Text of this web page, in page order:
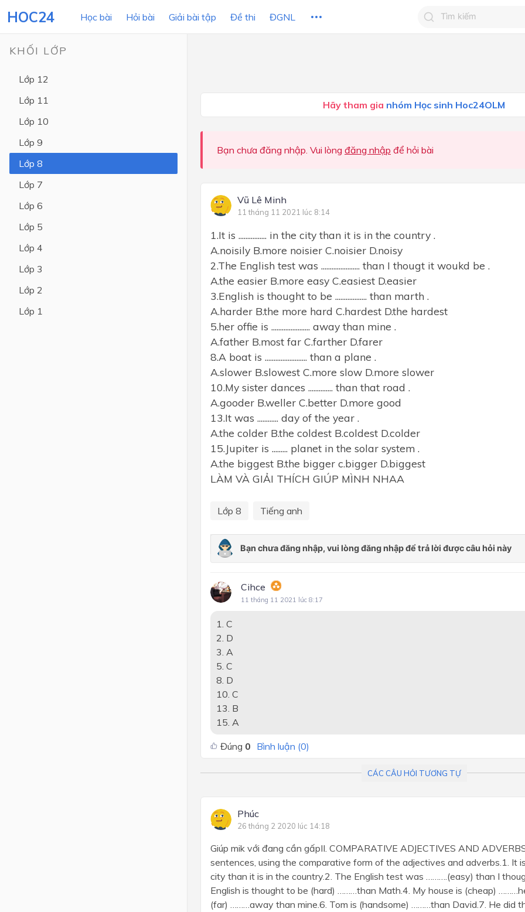
HOC24 Học bài Hỏi bài Giải bài tập Đề thi ĐGNL
Lớp 10
Lớp 9
KHỐI LỚP
Lớp 12
Lớp 11
Lớp 10
Lớp 9
Lớp 8
Lớp 7
Lớp 6
Lớp 5
Lớp 4
Lớp 3
Lớp 2
Lớp 1
Hãy tham gia nhóm Học sinh Hoc24OLM
Bạn chưa đăng nhập. Vui lòng đăng nhập để hỏi bài
Vũ Lê Minh
11 tháng 11 2021 lúc 8:14
1.It is ................ in the city than it is in the country .
A.noisily B.more noisier C.noisier D.noisy
2.The English test was ...................... than I thougt it woukd be .
A.the easier B.more easy C.easiest D.easier
3.English is thought to be .................. than marth .
A.harder B.the more hard C.hardest D.the hardest
5.her offie is ...................... away than mine .
A.father B.most far C.farther D.farer
8.A boat is ........................ than a plane .
A.slower B.slowest C.more slow D.more slower
10.My sister dances .............. than that road .
A.gooder B.weller C.better D.more good
13.It was ............ day of the year .
A.the colder B.the coldest B.coldest D.colder
15.Jupiter is ......... planet in the solar system .
A.the biggest B.the bigger c.bigger D.biggest
LÀM VÀ GIẢI THÍCH GIÚP MÌNH NHAA
Lớp 8 Tiếng anh
Cihce
11 tháng 11 2021 lúc 8:17
1. C
2. D
3. A
5. C
8. D
10. C
13. B
15. A
Đúng 0 Bình luận (0)
CÁC CÂU HỎI TƯƠNG TỰ
Phúc
26 tháng 2 2020 lúc 14:18
Giúp mik với đang cần gấpII. COMPARATIVE ADJECTIVES AND
sentences, using the comparative form of the adjectives and adverbs.1. It
city than it is in the country.2. The English test was ……….(easy) than I
English is thought to be (hard) ………than Math.4. My house is (cheap)
(far) ………away than mine.6. Tom is (handsome) ………than David.7. He did